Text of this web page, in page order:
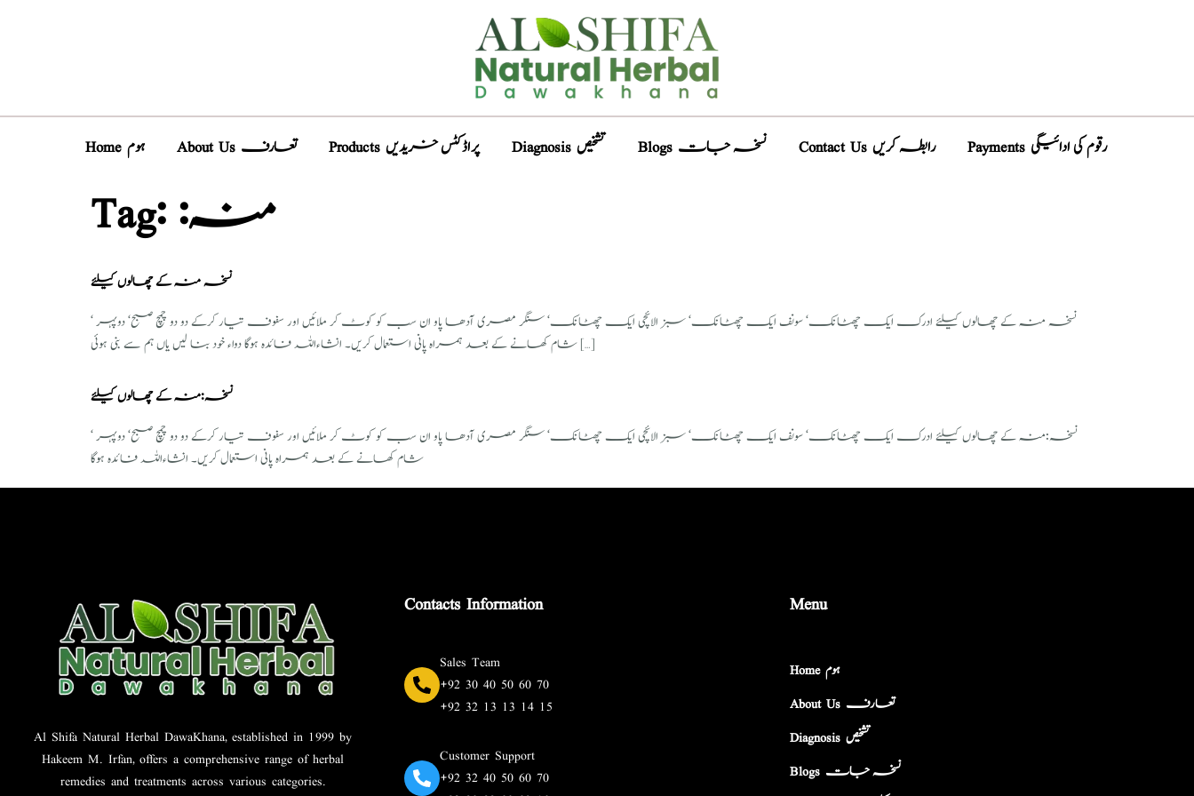
Home ہوم About Us تعارف Products پراڈکٹس خریدیں Diagnosis تشخیص Blogs نسخہ جات Contact Us رابطہ کریں Payments رقوم کی ادائیگی
Tag: :منہ
نسخہ منہ کے چھالوں کیلئے
نسخہ منہ کے چھالوں کیلئے ادرک ایک چھٹانک‘ سونف ایک چھٹانک‘ سبز الائچی ایک چھٹانک‘ سنگر مصری آدھا پاو ان سب کو کوٹ کر ملائیں اور سفوف تیار کرکے دو دو چمچ صبح‘ دوپہر ‘
شام کھانے کے بعد ہمراہ پانی استعمال کریں۔ انشاءاللہ فائدہ ہوگا دواء خود بنا لیں یاں ہم سے بنی ہوئی […]
نسخہ:منہ کے چھالوں کیلئے
نسخہ:منہ کے چھالوں کیلئے ادرک ایک چھٹانک‘ سونف ایک چھٹانک‘ سبز الائچی ایک چھٹانک‘ سنگر مصری آدھا پاو ان سب کو کوٹ کر ملائیں اور سفوف تیار کرکے دو دو چمچ صبح‘ دوپہر ‘
شام کھانے کے بعد ہمراہ پانی استعمال کریں۔ انشاءاللہ فائدہ ہوگا
Al Shifa Natural Herbal DawaKhana, established in 1999 by
Hakeem M. Irfan, offers a comprehensive range of herbal
remedies and treatments across various categories.
Contacts Information
Sales Team
+92 30 40 50 60 70
+92 32 13 13 14 15
Customer Support
+92 32 40 50 60 70
Menu
Home ہوم
About Us تعارف
Diagnosis تشخیص
Blogs نسخہ جات